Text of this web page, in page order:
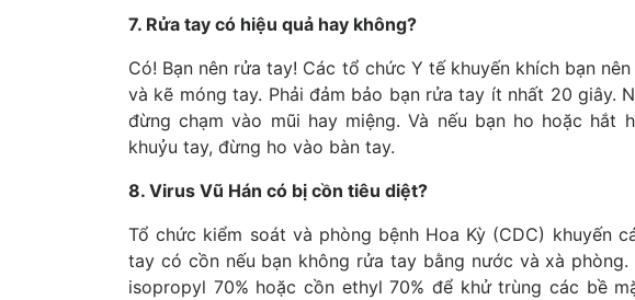
7. Rửa tay có hiệu quả hay không?
Có! Bạn nên rửa tay! Các tổ chức Y tế khuyến khích bạn
và kẽ móng tay. Phải đảm bảo bạn rửa tay ít nhất 20 giây.
đừng chạm vào mũi hay miệng. Và nếu bạn ho hoặc hắt
khuỷu tay, đừng ho vào bàn tay.
8. Virus Vũ Hán có bị cồn tiêu diệt?
Tổ chức kiểm soát và phòng bệnh Hoa Kỳ (CDC) khuyến
tay có cồn nếu bạn không rửa tay bằng nước và xà
isopropyl 70% hoặc cồn ethyl 70% để khử trùng các bề